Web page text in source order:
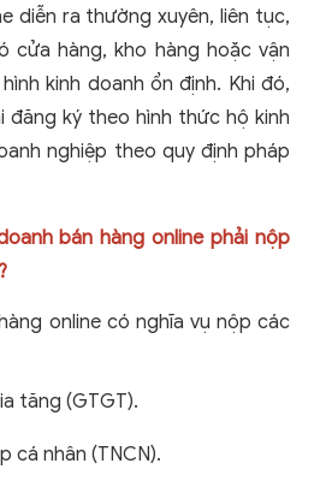
diễn ra thường xuyên, liên tục,
cửa hàng, kho hàng hoặc vận
kinh doanh ổn định. Khi đó,
đăng ký theo hình thức hộ kinh
nghiệp theo quy định pháp
bán hàng online phải nộp
online có nghĩa vụ nộp các
tăng (GTGT).
cá nhân (TNCN).